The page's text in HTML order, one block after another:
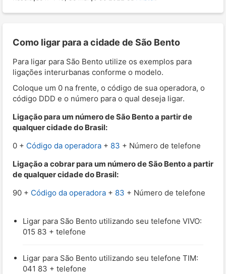
Como ligar para a cidade de São Bento
Para ligar para São Bento utilize os exemplos para
ligações interurbanas conforme o modelo.
Coloque um 0 na frente, o código de sua operadora, o
código DDD e o número para o qual deseja ligar.
Ligação para um número de São Bento a partir de
qualquer cidade do Brasil:
0 + Código da operadora + 83 + Número de telefone
Ligação a cobrar para um número de São Bento a partir
de qualquer cidade do Brasil:
90 + Código da operadora + 83 + Número de telefone
Ligar para São Bento utilizando seu telefone VIVO:
015 83 + telefone
Ligar para São Bento utilizando seu telefone TIM:
041 83 + telefone